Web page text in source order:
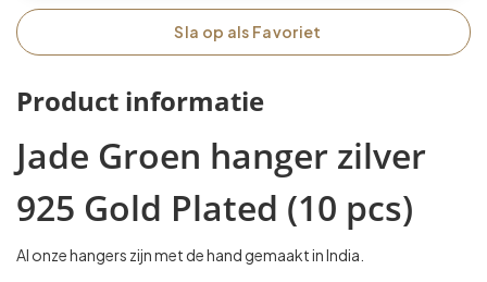
Sla op als Favoriet
Product informatie
Jade Groen hanger zilver
925 Gold Plated (10 pcs)
Al onze hangers zijn met de hand gemaakt in India.